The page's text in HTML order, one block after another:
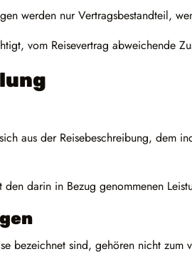
werden nur Vertragsbestandteil,
vom Reisevertrag abweichende
aus der Reisebeschreibung, dem
darin in Bezug genommenen
bezeichnet sind, gehören nicht zum